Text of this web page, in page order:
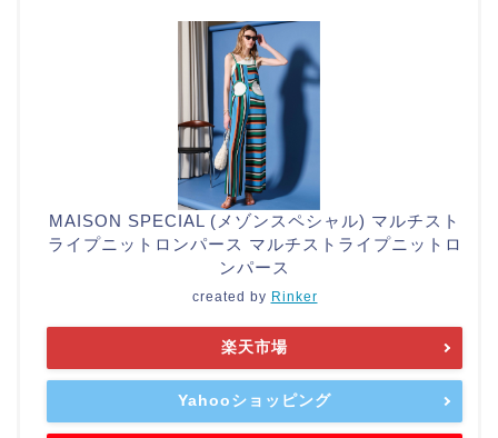
MAISON SPECIAL (メゾンスペシャル) マルチスト
ライプニットロンパース マルチストライプニットロ
ンパース
created by Rinker
楽天市場
Yahooショッピング